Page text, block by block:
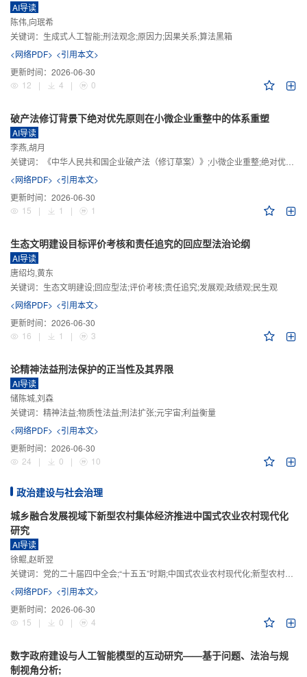
AI导读
陈伟,向珉希
关键词： 生成式人工智能;刑法观念;原因力;因果关系;算法黑箱
<网络PDF> <引用本文>
更新时间： 2026-06-30
12
| 4 | 0
破产法修订背景下绝对优先原则在小微企业重整中的体系重塑
AI导读
李燕,胡月
关键词：
《中华人民共和国企业破产法（修订草案）》;小微企业重整;绝对优先原则;股东权益保留;预期可支配收入标准
<网络PDF> <引用本文>
更新时间： 2026-06-30
15
| 1 | 1
生态文明建设目标评价考核和责任追究的回应型法治论纲
AI导读
唐绍均,黄东
关键词： 生态文明建设;回应型法;评价考核;责任追究;发展观;政绩观;民生观
<网络PDF> <引用本文>
更新时间： 2026-06-30
16
| 1 | 3
论精神法益刑法保护的正当性及其界限
AI导读
储陈城,刘森
关键词： 精神法益;物质性法益;刑法扩张;元宇宙;利益衡量
<网络PDF> <引用本文>
更新时间： 2026-06-30
24
| 0 | 10
政治建设与社会治理
城乡融合发展视域下新型农村集体经济推进中国式农业农村现代化
研究
AI导读
徐鲲,赵昕翌
关键词： 党的二十届四中全会;“十五五”时期;中国式农业农村现代化;新型农村集体经济;城乡融合发展;新质生产力
<网络PDF> <引用本文>
更新时间： 2026-06-30
15
| 0 | 4
数字政府建设与人工智能模型的互动研究——基于问题、法治与规
制视角分析;